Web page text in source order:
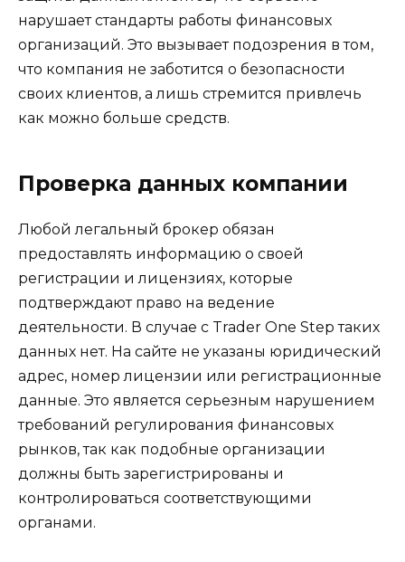
нарушает стандарты работы финансовых
организаций. Это вызывает подозрения в том,
что компания не заботится о безопасности
своих клиентов, а лишь стремится привлечь
как можно больше средств.
Проверка данных компании
Любой легальный брокер обязан
предоставлять информацию о своей
регистрации и лицензиях, которые
подтверждают право на ведение
деятельности. В случае с Trader One Step таких
данных нет. На сайте не указаны юридический
адрес, номер лицензии или регистрационные
данные. Это является серьезным нарушением
требований регулирования финансовых
рынков, так как подобные организации
должны быть зарегистрированы и
контролироваться соответствующими
органами.